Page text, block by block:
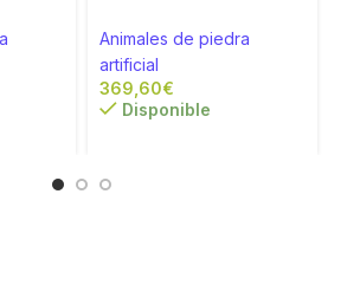
Animales de piedra
artificial
€
Disponible